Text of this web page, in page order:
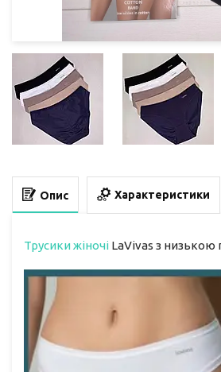
Опис Характеристики
Трусики жіночі LaVivas з низькою